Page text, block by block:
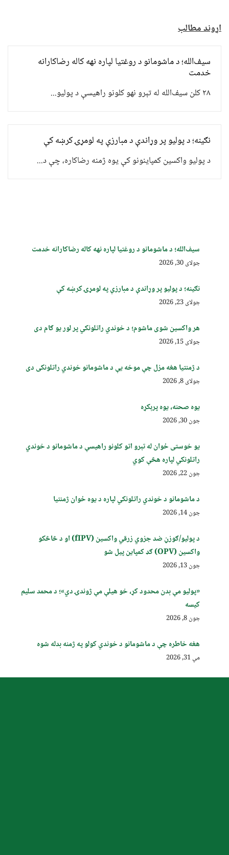
اړوند مطالب
سیف‌الله؛ د ماشومانو د روغتیا لپاره نهه کاله رضاکارانه
خدمت
۲۸ کلن سیف‌الله له تېرو نهو کلونو راهیسې د پولیو...
نګینه؛ د پولیو پر وړاندې د مبارزې په لومړۍ کرښه کې
د پولیو واکسین کمپاینونو کې یوه ژمنه رضاکاره، چې د...
سیف‌الله؛ د ماشومانو د روغتیا لپاره نهه کاله رضاکارانه خدمت
جولای 30, 2026
نګینه؛ د پولیو پر وړاندې د مبارزې په لومړۍ کرښه کې
جولای 23, 2026
هر واکسین شوی ماشوم؛ د خوندي راتلونکي پر لور یو ګام دی
جولای 15, 2026
د ژمنتیا هغه مزل چې موخه یې د ماشومانو خوندي راتلونکی دی
جولای 8, 2026
یوه صحنه، یوه پرېکړه
جون 30, 2026
یو خوستی ځوان له تېرو اتو کلونو راهیسې د ماشومانو د خوندي
راتلونکي لپاره هڅې کوي
جون 22, 2026
د ماشومانو د خوندي راتلونکي لپاره د یوه ځوان ژمنتیا
جون 14, 2026
د پولیو/ګوزڼ ضد جزوي زرقي واکسین (fIPV) او د څاڅکو
واکسین (OPV) ګډ کمپاین پيل شو
جون 13, 2026
«پولیو مې بدن محدود کړ، خو هیلې مې ژوندۍ دي»؛ د محمد سلیم
کیسه
جون 8, 2026
هغه خاطره چې د ماشومانو د خوندي کولو په ژمنه بدله شوه
مې 31, 2026